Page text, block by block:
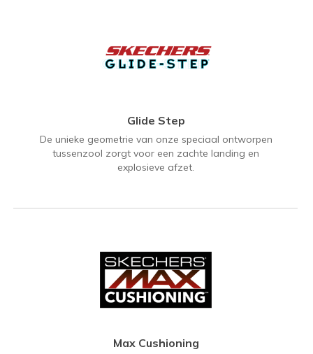
Glide Step
De unieke geometrie van onze speciaal ontworpen
tussenzool zorgt voor een zachte landing en
explosieve afzet.
Max Cushioning